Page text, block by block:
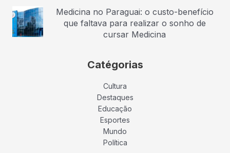
Medicina no Paraguai: o custo-benefício
que faltava para realizar o sonho de
cursar Medicina
Catégorias
Cultura
Destaques
Educação
Esportes
Mundo
Política